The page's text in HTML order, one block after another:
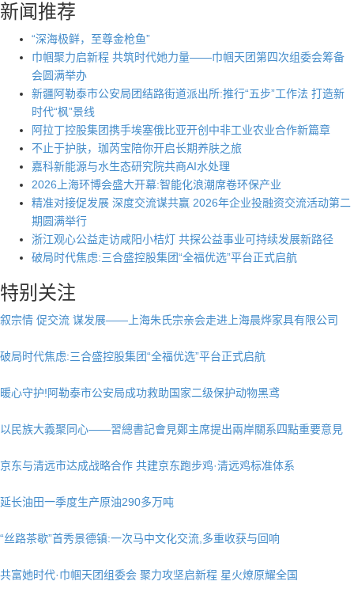
新闻推荐
“深海极鲜，至尊金枪鱼”
巾帼聚力启新程 共筑时代她力量——巾帼天团第四次组委会筹备
会圆满举办
新疆阿勒泰市公安局团结路街道派出所:推行“五步”工作法 打造新
时代“枫”景线
阿拉丁控股集团携手埃塞俄比亚开创中非工业农业合作新篇章
不止于护肤，珈芮宝陪你开启长期养肤之旅
嘉科新能源与水生态研究院共商AI水处理
2026上海环博会盛大开幕:智能化浪潮席卷环保产业
精准对接促发展 深度交流谋共赢 2026年企业投融资交流活动第二
期圆满举行
浙江观心公益走访咸阳小桔灯 共探公益事业可持续发展新路径
破局时代焦虑:三合盛控股集团“全福优选”平台正式启航
特别关注
天空实业与香港理工大学筹建载人通航飞机研究院
绿动珠城 向淮而生 ——安徽淮海园林绿化工程有限公司发展纪实
深学细悟四点重要讲话精神 以实干推动两岸融合发展
叙宗情 促交流 谋发展——上海朱氏宗亲会走进上海晨烨家具有限公司
破局时代焦虑:三合盛控股集团“全福优选”平台正式启航
暖心守护!阿勒泰市公安局成功救助国家二级保护动物黑鸢
以民族大義聚同心——習總書記會見鄭主席提出兩岸關系四點重要意見
京东与清远市达成战略合作 共建京东跑步鸡·清远鸡标准体系
延长油田一季度生产原油290多万吨
“丝路茶歇”首秀景德镇:一次马中文化交流,多重收获与回响
共富她时代·巾帼天团组委会 聚力攻坚启新程 星火燎原耀全国
重磅官宣!〈中国食安与生态〉杂志正式荣耀出刊